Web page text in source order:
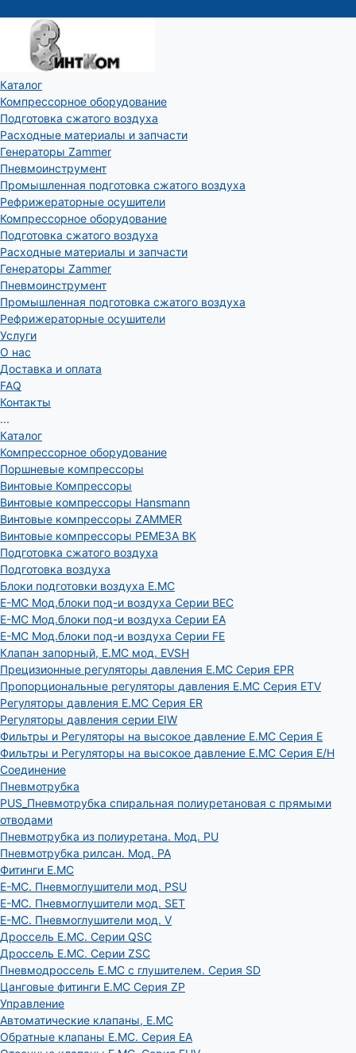
Каталог
Компрессорное оборудование
Подготовка сжатого воздуха
Расходные материалы и запчасти
Генераторы Zammer
Пневмоинструмент
Промышленная подготовка сжатого воздуха
Рефрижераторные осушители
Компрессорное оборудование
Подготовка сжатого воздуха
Расходные материалы и запчасти
Генераторы Zammer
Пневмоинструмент
Промышленная подготовка сжатого воздуха
Рефрижераторные осушители
Услуги
О нас
Доставка и оплата
FAQ
Контакты
...
Каталог
Компрессорное оборудование
Поршневые компрессоры
Винтовые Компрессоры
Винтовые компрессоры Hansmann
Винтовые компрессоры ZAMMER
Винтовые компрессоры РЕМЕЗА ВК
Подготовка сжатого воздуха
Подготовка воздуха
Блоки подготовки воздуха E.MC
E-MC Мод.блоки под-и воздуха Серии BEC
E-MC Мод.блоки под-и воздуха Серии EA
E-MC Мод.блоки под-и воздуха Серии FE
Клапан запорный, E.MC мод. EVSH
Прецизионные регуляторы давления E.MC Серия EPR
Пропорциональные регуляторы давления E.MC Серия ETV
Регуляторы давления E.MC Серия ER
Регуляторы давления серии EIW
Фильтры и Регуляторы на высокое давление E.MC Серия E
Фильтры и Регуляторы на высокое давление E.MC Серия E/H
Соединение
Пневмотрубка
PUS_Пневмотрубка спиральная полиуретановая с прямыми
отводами
Пневмотрубка из полиуретана. Мод. РU
Пневмотрубка рилсан. Мод. PA
Фитинги E.MC
E-MC. Пневмоглушители мод. PSU
E-MC. Пневмоглушители мод. SET
E-MC. Пневмоглушители мод. V
Дроссель E.MC. Серии QSC
Дроссель E.MC. Серии ZSC
Пневмодроссель E.MC с глушителем. Серия SD
Цанговые фитинги E.MC Серия ZP
Управление
Автоматические клапаны, Е.МС
Обратные клапаны E.MC. Серия EA